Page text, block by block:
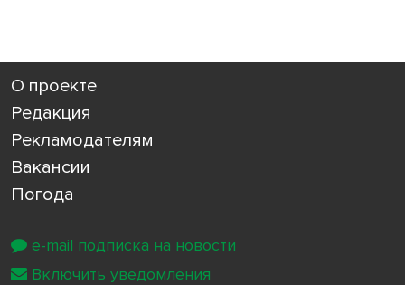
О проекте
Редакция
Рекламодателям
Вакансии
Погода
e-mail подписка на новости
Включить уведомления